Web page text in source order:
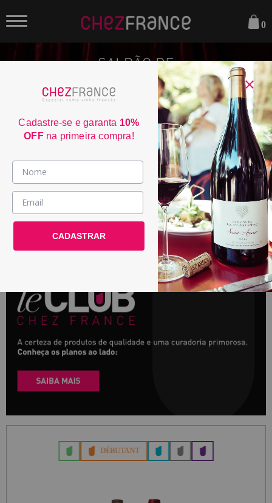
Vinhos >
País / Região >
Le Club >
0
DÉBUTANT
Cadastre-se e garanta 10%
OFFna primeira compra!
CADASTRAR